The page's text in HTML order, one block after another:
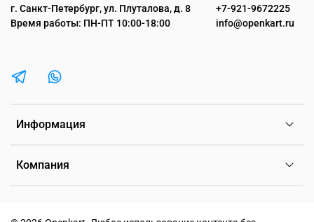
Информация
Компания
г. Санкт-Петербург, ул. Плуталова, д. 8
Время работы: ПН-ПТ 10:00-18:00
+7-921-9672225
info@openkart.ru